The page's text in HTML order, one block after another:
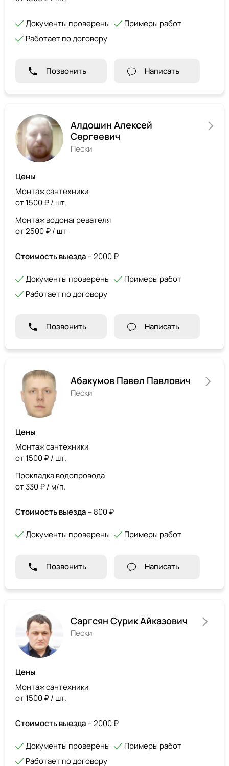
Документы проверены
Примеры работ
Работает по договору
Позвонить Написать
Алдошин Алексей
Сергеевич
Пески
Цены
Монтаж сантехники
от 1500 ₽ / шт.
Монтаж водонагревателя
от 2500 ₽ / шт
Стоимость выезда – 2000 ₽
Документы проверены
Примеры работ
Работает по договору
Позвонить Написать
Абакумов Павел Павлович
Пески
Цены
Монтаж сантехники
от 1500 ₽ / шт.
Прокладка водопровода
от 330 ₽ / м/п.
Стоимость выезда – 800 ₽
Документы проверены Примеры работ
Позвонить Написать
Саргсян Сурик Айказович
Пески
Цены
Монтаж сантехники
от 1500 ₽ / шт.
Стоимость выезда – 2000 ₽
Документы проверены
Примеры работ
Работает по договору